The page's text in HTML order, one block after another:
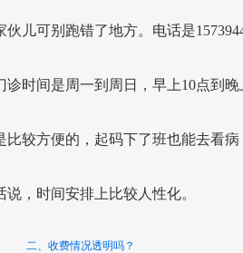
儿可别跑错了地方。电话是
诊时间是周一到周日，早上10点到
比较方便的，起码下了班也能去看
，时间安排上比较人性化。
二、收费情况透明吗？